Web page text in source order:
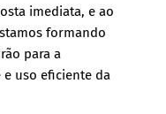
imediata, e ao
formando
para a
uso eficiente da